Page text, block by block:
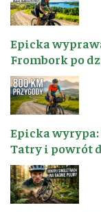
Epicka
Frombork po
Epicka wyrypa:
Tatry i powrót